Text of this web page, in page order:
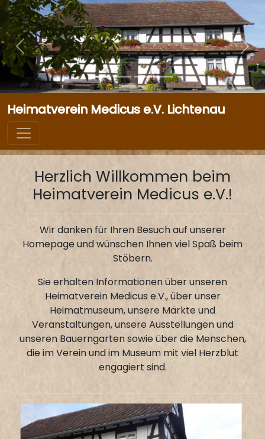
Heimatverein Medicus e.V. Lichtenau
Herzlich Willkommen beim
Heimatverein Medicus e.V.!
Wir danken für Ihren Besuch auf unserer
Homepage und wünschen Ihnen viel Spaß beim
Stöbern.
Sie erhalten Informationen über unseren
Heimatverein Medicus e.V., über unser
Heimatmuseum, unsere Märkte und
Veranstaltungen, unsere Ausstellungen und
unseren Bauerngarten sowie über die Menschen,
die im Verein und im Museum mit viel Herzblut
engagiert sind.